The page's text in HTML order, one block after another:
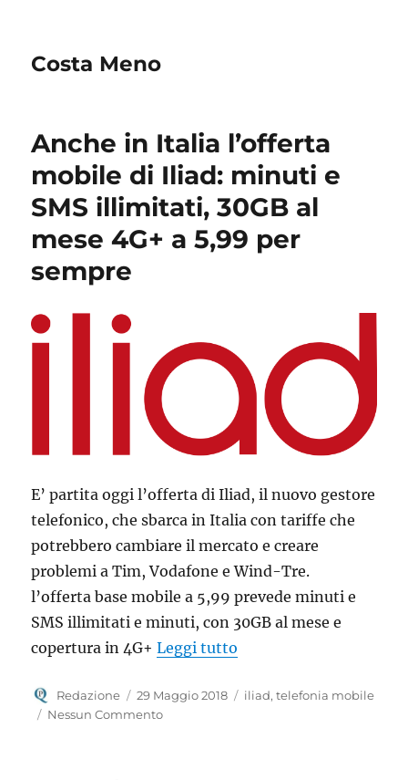
Costa Meno
Anche in Italia l’offerta
mobile di Iliad: minuti e
SMS illimitati, 30GB al
mese 4G+ a 5,99 per
sempre
E’ partita oggi l’offerta di Iliad, il nuovo gestore
telefonico, che sbarca in Italia con tariffe che
potrebbero cambiare il mercato e creare
problemi a Tim, Vodafone e Wind-Tre.
l’offerta base mobile a 5,99 prevede minuti e
SMS illimitati e minuti, con 30GB al mese e
copertura in 4G+Leggi tutto
Autore
Redazione
Pubblicato
il
29 Maggio 2018 Tag
iliad,telefonia mobile
Nessun Commento